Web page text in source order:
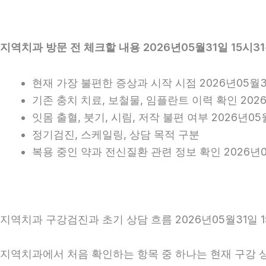
지역치과 방문 전 체크할 내용 2026년05월31일 15시
현재 가장 불편한 증상과 시작 시점 2026년05월
기존 충치 치료, 보철물, 임플란트 이력 확인
잇몸 출혈, 붓기, 시림, 저작 불편 여부 2026년05
정기검진, 스케일링, 상담 목적 구분
복용 중인 약과 전신질환 관련 정보 확인 2026년
지역치과 구강검진과 초기 상담 흐름 2026년05월31일
지역치과에서 처음 확인하는 항목 중 하나는 현재 구강